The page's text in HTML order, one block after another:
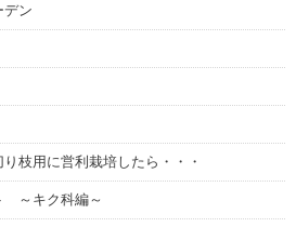
デン
枝用に営利栽培したら・・・
～キク科編～